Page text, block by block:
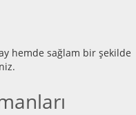
hemde sağlam bir şekilde